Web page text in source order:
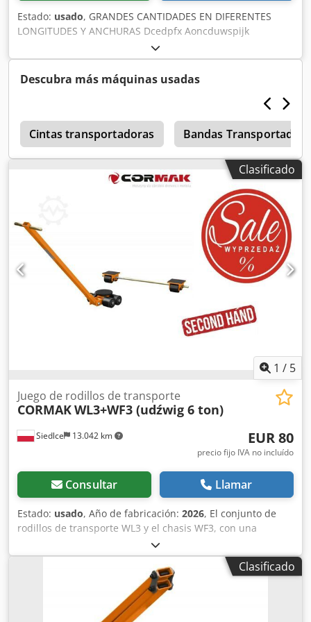
Estado: usado, GRANDES CANTIDADES EN DIFERENTES
LONGITUDES Y ANCHURAS Dcedpfx Aoncduwspijk
Descubra más máquinas usadas
Cintas transportadoras Bandas
Clasificado
1 / 5
Siedlce 13.042 km
Juego de rodillos de transporte
CORMAKWL3+WF3 (udźwig 6 ton)
EUR 80
precio fijo IVA no incluído
Consultar Llamar
Estado: usado, Año de fabricación: 2026, El conjunto de
rodillos de transporte WL3 y el chasis WF3, con una
capacidad máxima de carga de 6 toneladas, son la
solución ideal para el desplazamiento de cargas pesadas.
El WL3 cuenta con rodillos que facilitan el movimiento y la
rotación de la carga, mientras que el WF3 proporciona
estabilidad y una distribución uniforme del peso. Este
dispositivo se utiliza ampliamente en almacenes, plantas
Clasificado